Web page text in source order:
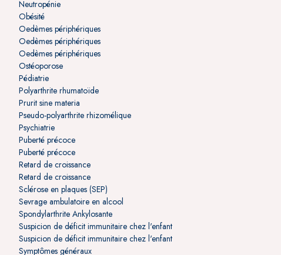
Neutropénie
Obésité
Oedèmes périphériques
Oedèmes périphériques
Oedèmes périphériques
Ostéoporose
Pédiatrie
Polyarthrite rhumatoïde
Prurit sine materia
Pseudo-polyarthrite rhizomélique
Psychiatrie
Puberté précoce
Puberté précoce
Retard de croissance
Retard de croissance
Sclérose en plaques (SEP)
Sevrage ambulatoire en alcool
Spondylarthrite Ankylosante
Suspicion de déficit immunitaire chez l'enfant
Suspicion de déficit immunitaire chez l'enfant
Symptômes généraux